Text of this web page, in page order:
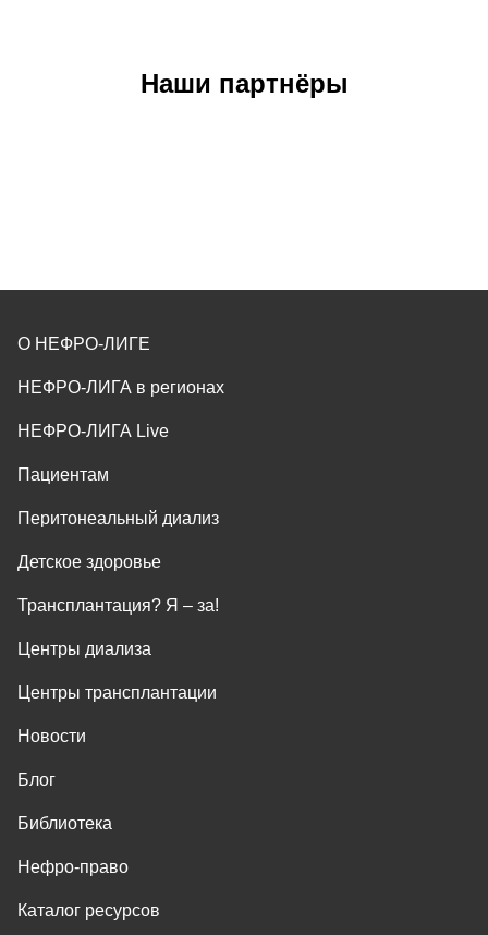
Наши партнёры
О НЕФРО-ЛИГЕ
НЕФРО-ЛИГА в регионах
НЕФРО-ЛИГА Live
Пациентам
Перитонеальный диализ
Детское здоровье
Трансплантация? Я ‒ за!
Центры диализа
Центры трансплантации
Новости
Блог
Библиотека
Нефро-право
Каталог ресурсов